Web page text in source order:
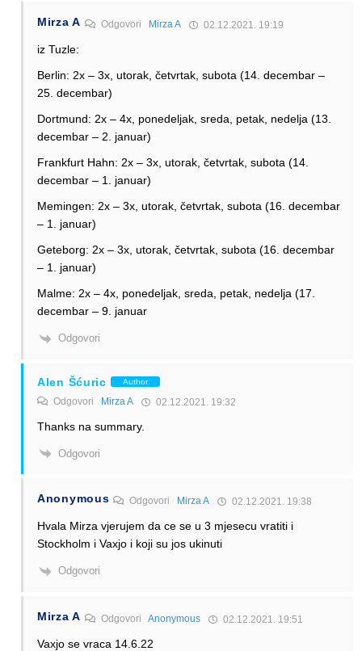
Mirza A Odgovori Mirza A 02.12.2021. 19:19
iz Tuzle:
Berlin: 2x – 3x, utorak, četvrtak, subota (14. decembar –
25. decembar)
Dortmund: 2x – 4x, ponedeljak, sreda, petak, nedelja (13.
decembar – 2. januar)
Frankfurt Hahn: 2x – 3x, utorak, četvrtak, subota (14.
decembar – 1. januar)
Memingen: 2x – 3x, utorak, četvrtak, subota (16. decembar
– 1. januar)
Geteborg: 2x – 3x, utorak, četvrtak, subota (16. decembar
– 1. januar)
Malme: 2x – 4x, ponedeljak, sreda, petak, nedelja (17.
decembar – 9. januar
Odgovori
Alen Šćuric Author
Odgovori Mirza A 02.12.2021. 19:32
Thanks na summary.
Odgovori
Anonymous Odgovori Mirza A 02.12.2021. 19:38
Hvala Mirza vjerujem da ce se u 3 mjesecu vratiti i
Stockholm i Vaxjo i koji su jos ukinuti
Odgovori
Mirza A Odgovori Anonymous 02.12.2021. 19:51
Vaxjo se vraca 14.6.22